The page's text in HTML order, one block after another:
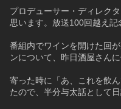
プロデューサー・ディレク
思います。放送100回越え記
番組内でワインを開けた回
ンについて、昨日酒屋さん
寄った時に「あ、これを飲
たので、半分与太話として